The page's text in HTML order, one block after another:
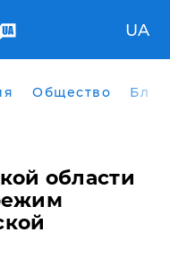
UA
Общество
области